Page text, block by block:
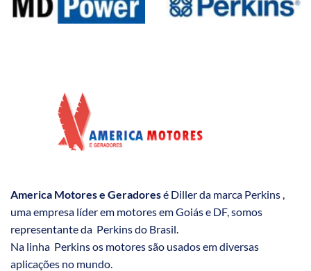
America Motores e Geradoresé Diller da marca Perkins ,
uma empresa líder em motores em Goiás e DF, somos
representante da Perkins do Brasil.
Na linha Perkins os motores são usados em diversas
aplicações no mundo.